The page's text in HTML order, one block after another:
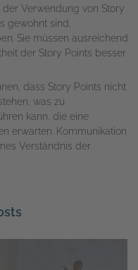
Verwendung von Story
gewohnt sind,
Sie müssen ausreichend
der Story Points besser
dass Story Points nicht
was zu
kann, die eine
erwarten. Kommunikation
Verständnis der